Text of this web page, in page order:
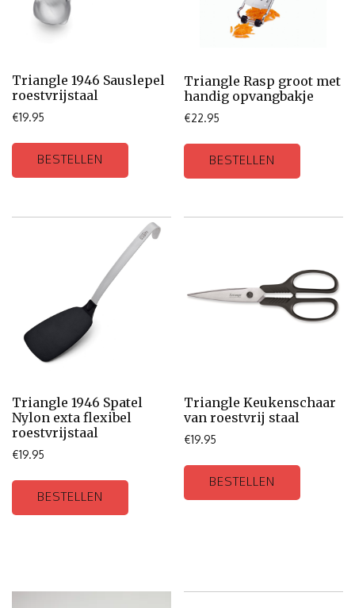
Triangle 1946 Sauslepel
roestvrijstaal
€19.95
BESTELLEN
Triangle Rasp groot met
handig opvangbakje
€22.95
BESTELLEN
Triangle 1946 Spatel
Nylon exta flexibel
roestvrijstaal
€19.95
BESTELLEN
Triangle Keukenschaar
van roestvrij staal
€19.95
BESTELLEN